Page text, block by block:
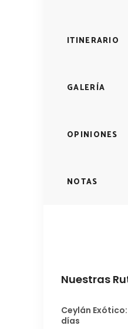
ITINERARIO
GALERÍA
OPINIONES
NOTAS
Nuestras
Ceylán Exótico:
días